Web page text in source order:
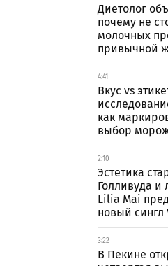
Диетолог
почему не
молочных
привычной
4:41
Вкус vs
как
выбор
2:10
Эстетика
Голливуда и
Lilia Mai
новый сингл
3:22
В Пекине